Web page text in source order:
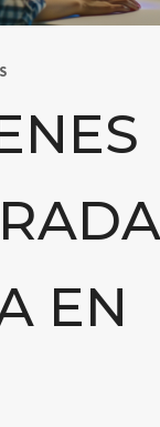
EN